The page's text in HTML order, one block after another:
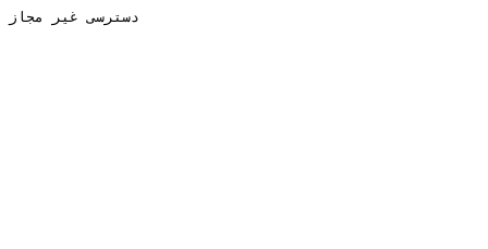
دسترسی غیر مجاز